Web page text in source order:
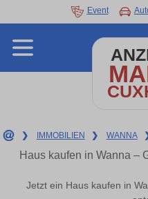
Event
❯ IMMOBILIEN ❯ WANNA
Haus kaufen in Wanna –
Jetzt ein Haus kaufen in